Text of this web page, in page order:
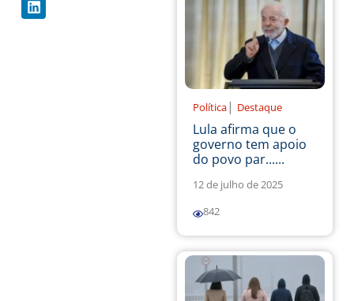
Política | Destaque
Lula afirma que o
governo tem apoio
do povo par......
12 de julho de 2025
842